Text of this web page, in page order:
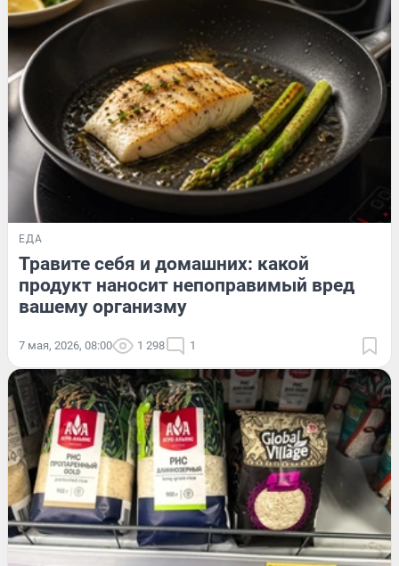
ЕДА
Травите себя и домашних: какой
продукт наносит непоправимый вред
вашему организму
7 мая, 2026, 08:00 1 298 1